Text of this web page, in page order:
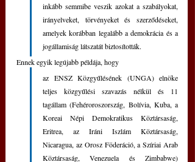
inkább semmibe veszik azokat a szabályokat,
irányelveket, törvényeket és szerződéseket,
amelyek korábban legalább a demokrácia és a
jogállamiság látszatát biztosították.
Ennek egyik legújabb példája, hogy
az ENSZ Közgyűlésének (UNGA) elnöke
teljes közgyűlési szavazás nélkül és 11
tagállam (Fehéroroszország, Bolívia, Kuba, a
Koreai Népi Demokratikus Köztársaság,
Eritrea, az Iráni Iszlám Köztársaság,
Nicaragua, az Orosz Föderáció, a Szíriai Arab
Köztársaság, Venezuela és Zimbabwe)